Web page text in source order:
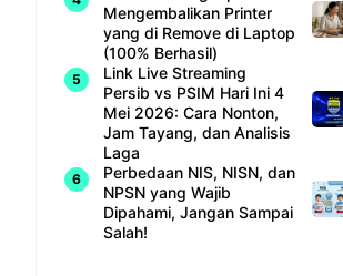
Mengembalikan Printer
yang di Remove di Laptop
(100% Berhasil)
Link Live Streaming
Persib vs PSIM Hari Ini 4
Mei 2026: Cara Nonton,
Jam Tayang, dan Analisis
Laga
Perbedaan NIS, NISN, dan
NPSN yang Wajib
Dipahami, Jangan Sampai
Salah!